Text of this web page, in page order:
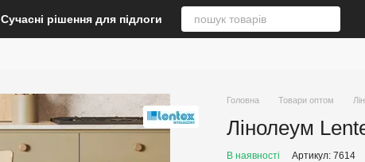
Сучасні рішення для підлоги
Головна Товари оптом
Лінолеум
В наявності Артикул: 7614